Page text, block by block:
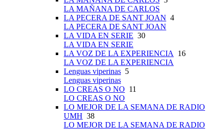
LA MAÑANA DE CARLOS
LA PECERA DE SANT JOAN 4
LA PECERA DE SANT JOAN
LA VIDA EN SERIE 30
LA VIDA EN SERIE
LA VOZ DE LA EXPERIENCIA
16
LA VOZ DE LA EXPERIENCIA
Lenguas viperinas 5
Lenguas viperinas
LO CREAS O NO 11
LO CREAS O NO
LO MEJOR DE LA SEMANA DE RADIO
UMH 38
LO MEJOR DE LA SEMANA DE RADIO